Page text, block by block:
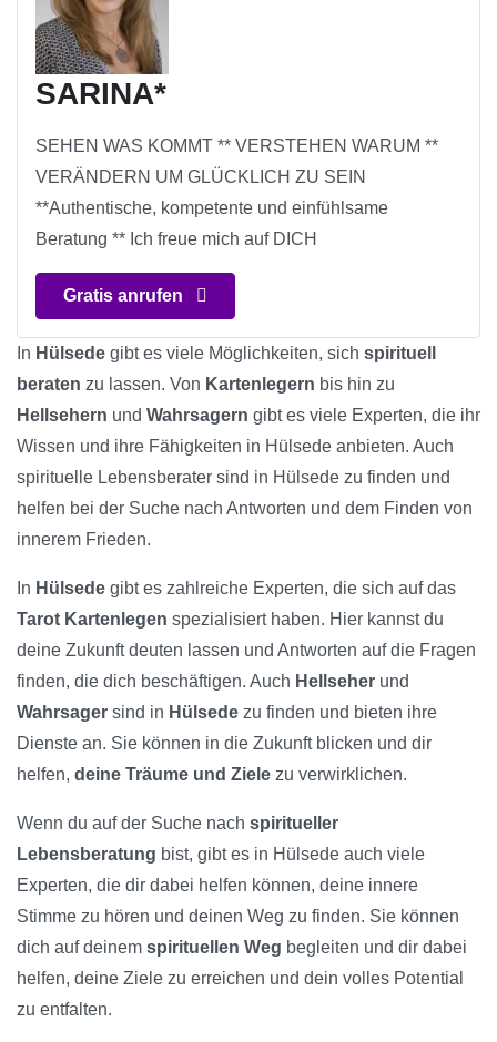
SARINA*
SEHEN WAS KOMMT ** VERSTEHEN WARUM **
VERÄNDERN UM GLÜCKLICH ZU SEIN
**Authentische, kompetente und einfühlsame
Beratung ** Ich freue mich auf DICH
Gratis anrufen
In Hülsede gibt es viele Möglichkeiten, sich spirituell
beraten zu lassen. Von Kartenlegern bis hin zu
Hellsehern und Wahrsagern gibt es viele Experten, die ihr
Wissen und ihre Fähigkeiten in Hülsede anbieten. Auch
spirituelle Lebensberater sind in Hülsede zu finden und
helfen bei der Suche nach Antworten und dem Finden von
innerem Frieden.
In Hülsede gibt es zahlreiche Experten, die sich auf das
Tarot Kartenlegen spezialisiert haben. Hier kannst du
deine Zukunft deuten lassen und Antworten auf die Fragen
finden, die dich beschäftigen. Auch Hellseher und
Wahrsager sind in Hülsede zu finden und bieten ihre
Dienste an. Sie können in die Zukunft blicken und dir
helfen, deine Träume und Ziele zu verwirklichen.
Wenn du auf der Suche nach spiritueller
Lebensberatung bist, gibt es in Hülsede auch viele
Experten, die dir dabei helfen können, deine innere
Stimme zu hören und deinen Weg zu finden. Sie können
dich auf deinem spirituellen Weg begleiten und dir dabei
helfen, deine Ziele zu erreichen und dein volles Potential
zu entfalten.